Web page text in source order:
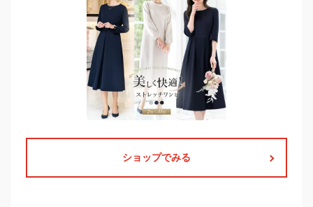
ショップでみる